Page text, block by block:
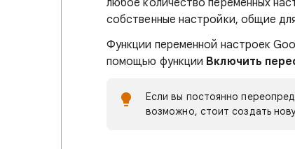
любое количество переменных
собственные настройки, общие
Функции переменной настроек
помощью функции Включить
Если вы постоянно
возможно, стоит создать